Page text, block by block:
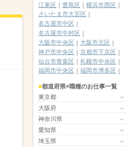
江東区
豊島区
横浜市西区
さいたま市大宮区
名古屋市中区
名古屋市中村区
大阪市中央区
大阪市北区
神戸市中央区
京都市下京区
仙台市青葉区
札幌市中央区
福岡市中央区
福岡市博多区
都道府県×職種のお仕事一覧
東京都
大阪府
神奈川県
愛知県
埼玉県